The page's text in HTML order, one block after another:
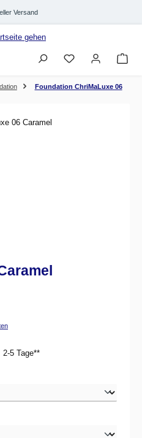
Versand
Foundation ChriMaLuxe 06
5 Tage**